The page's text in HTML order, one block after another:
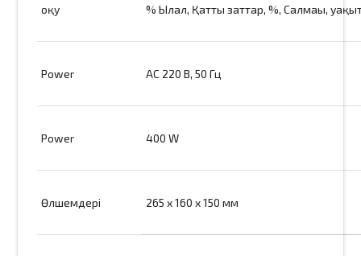
оқу % Ылғал, Қатты заттар, %, Салмағы,
Power AC 220 В, 50 Гц
Power 400 W
Өлшемдері 265 x 160 x 150 мм